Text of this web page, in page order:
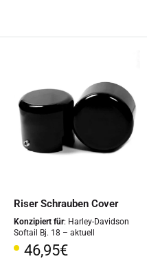
Riser Schrauben Cover
Konzipiert für: Harley-Davidson
Softail Bj. 18 – aktuell
Sonderpreis
46,95€